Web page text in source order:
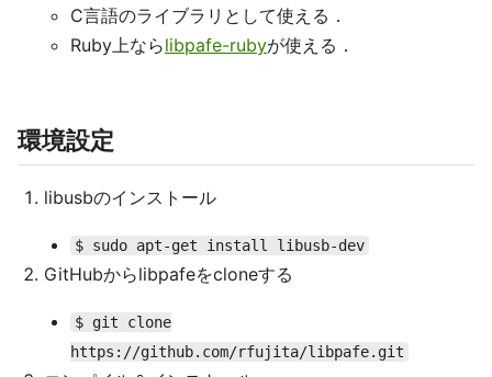
C言語のライブラリとして使える．
Ruby上ならlibpafe-rubyが使える．
環境設定
libusbのインストール
$ sudo apt-get install libusb-dev
GitHubからlibpafeをcloneする
$ git clone
https://github.com/rfujita/libpafe.git